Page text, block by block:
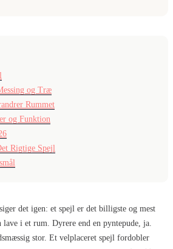
og Træ
Rummet
og Funktion
Rigtige Spejl
det igen: et spejl er det billigste og mest
i et rum. Dyrere end en pyntepude, ja.
stor. Et velplaceret spejl fordobler